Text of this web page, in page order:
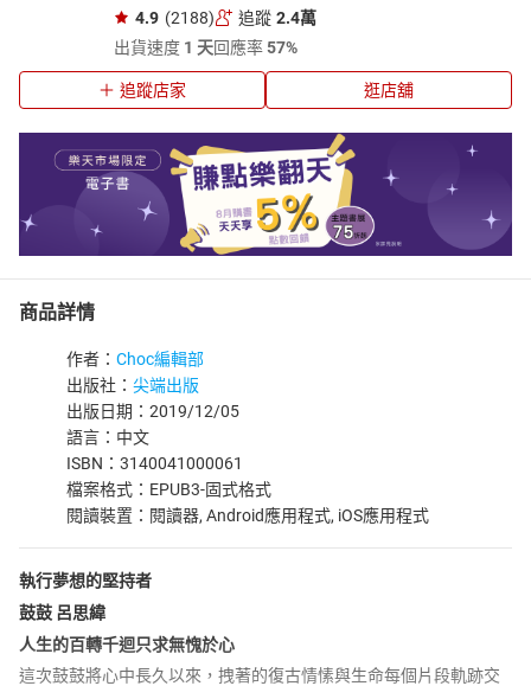
4.9 (2188) 追蹤 2.4萬
出貨速度 1 天回應率57%
追蹤店家 逛店舖
商品詳情
作者： Choc編輯部
出版社： 尖端出版
出版日期：2019/12/05
語言：中文
ISBN：3140041000061
檔案格式：EPUB3-固式格式
閱讀裝置：閱讀器, Android應用程式, iOS應用程式
執行夢想的堅持者
鼓鼓 呂思緯
人生的百轉千迴只求無愧於心
這次鼓鼓將心中長久以來，拽著的復古情愫與生命每個片段軌跡交